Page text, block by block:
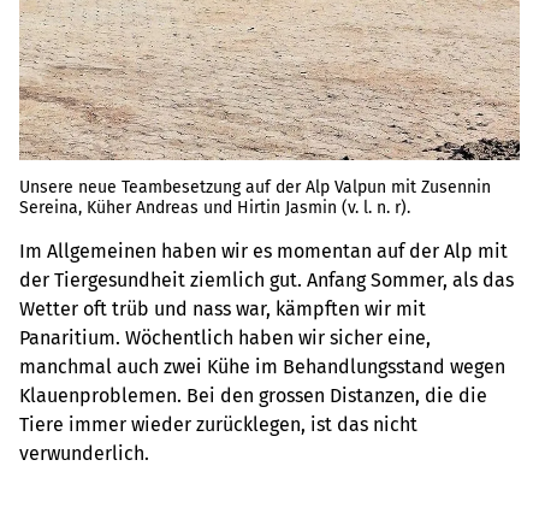
Unsere neue Teambesetzung auf der Alp Valpun mit Zusennin
Sereina, Küher Andreas und Hirtin Jasmin (v. l. n. r).
Im Allgemeinen haben wir es momentan auf der Alp mit
der Tiergesundheit ziemlich gut. Anfang Sommer, als das
Wetter oft trüb und nass war, kämpften wir mit
Panaritium. Wöchentlich haben wir sicher eine,
manchmal auch zwei Kühe im Behandlungsstand wegen
Klauenproblemen. Bei den grossen Distanzen, die die
Tiere immer wieder zurücklegen, ist das nicht
verwunderlich.